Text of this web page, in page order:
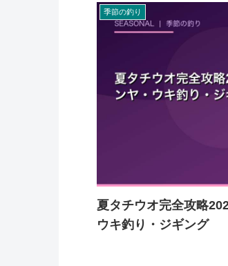
季節の釣り
夏タチウオ完全攻略
ウキ釣り・ジギング